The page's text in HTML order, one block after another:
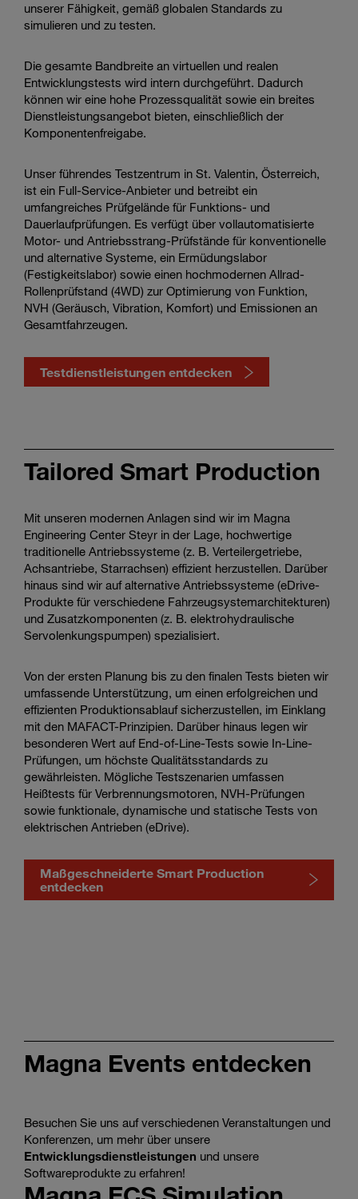
unserer Fähigkeit, gemäß globalen Standards zu
simulieren und zu testen.
Die gesamte Bandbreite an virtuellen und realen
Entwicklungstests wird intern durchgeführt. Dadurch
können wir eine hohe Prozessqualität sowie ein breites
Dienstleistungsangebot bieten, einschließlich der
Komponentenfreigabe.
Unser führendes Testzentrum in St. Valentin, Österreich,
ist ein Full-Service-Anbieter und betreibt ein
umfangreiches Prüfgelände für Funktions- und
Dauerlaufprüfungen. Es verfügt über vollautomatisierte
Motor- und Antriebsstrang-Prüfstände für konventionelle
und alternative Systeme, ein Ermüdungslabor
(Festigkeitslabor) sowie einen hochmodernen Allrad-
Rollenprüfstand (4WD) zur Optimierung von Funktion,
NVH (Geräusch, Vibration, Komfort) und Emissionen an
Gesamtfahrzeugen.
Testdienstleistungen entdecken
our
testing
services
the
video
Tailored Smart Production
Mit unseren modernen Anlagen sind wir im Magna
Engineering Center Steyr in der Lage, hochwertige
traditionelle Antriebssysteme (z. B. Verteilergetriebe,
Achsantriebe, Starrachsen) effizient herzustellen. Darüber
hinaus sind wir auf alternative Antriebssysteme (eDrive-
Produkte für verschiedene Fahrzeugsystemarchitekturen)
und Zusatzkomponenten (z. B. elektrohydraulische
Servolenkungspumpen) spezialisiert.
Von der ersten Planung bis zu den finalen Tests bieten wir
umfassende Unterstützung, um einen erfolgreichen und
effizienten Produktionsablauf sicherzustellen, im Einklang
mit den MAFACT-Prinzipien. Darüber hinaus legen wir
besonderen Wert auf End-of-Line-Tests sowie In-Line-
Prüfungen, um höchste Qualitätsstandards zu
gewährleisten. Mögliche Testszenarien umfassen
Heißtests für Verbrennungsmotoren, NVH-Prüfungen
sowie funktionale, dynamische und statische Tests von
elektrischen Antrieben (eDrive).
Maßgeschneiderte Smart Production
entdecken
video
Magna Events entdecken
Besuchen Sie uns auf verschiedenen Veranstaltungen und
Konferenzen, um mehr über unsere
Entwicklungsdienstleistungen und unsere
Softwareprodukte zu erfahren!